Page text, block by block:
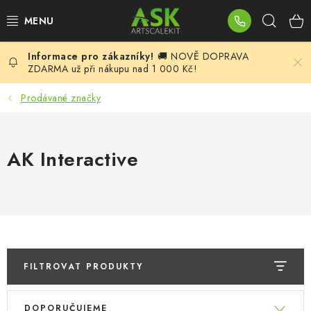
na
BLOG
SUMMER DAYS
ASK PRODUKTY
🚚 NOVĚ DOPRAVA
ZDARMA už při nákupu nad 1 000 Kč!
Prodávané značky
AK Interactive
FILTROVAT PRODUKTY
V
Ř
DOPORUČUJEME